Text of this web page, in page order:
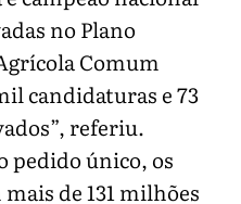
no Plano
Comum
candidaturas e 73
referiu.
pedido único, os
de 131 milhões